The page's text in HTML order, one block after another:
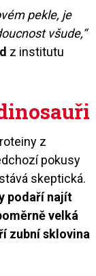
pekle, je
všude,“
z institutu
z
pokusy
skeptická.
podaří najít
velká
zubní sklovina